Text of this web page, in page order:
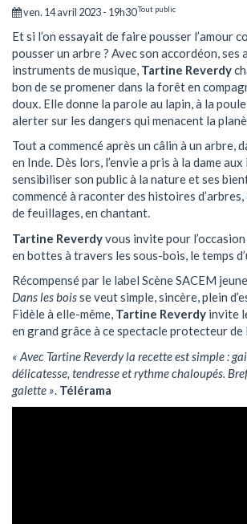
ven. 14 avril 2023 - 19h30Tout public
Et si l’on essayait de faire pousser l’amour
pousser un arbre ? Avec son accordéon, ses
instruments de musique, Tartine Reverdy
bon de se promener dans la forêt en
doux. Elle donne la parole au lapin, à la
alerter sur les dangers qui menacent la
Tout a commencé après un câlin à un arbre,
en Inde. Dès lors, l’envie a pris à la dame
sensibiliser son public à la nature et ses
commencé à raconter des histoires
de feuillages, en chantant.
Tartine Reverdyvous invite pour
en bottes à travers les sous-bois, le temps
Récompensé par le label Scène SACEM
Dans les boisse veut simple, sincère, plein
Fidèle à elle-même, Tartine Reverdy invite
en grand grâce à ce spectacle protecteur de
« Avec Tartine Reverdy la recette est simple :
délicatesse, tendresse et rythme chaloupés.
galette » Télérama